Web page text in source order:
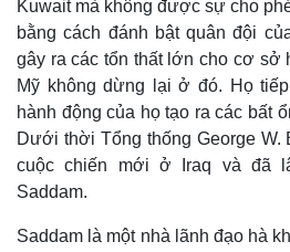
Kuwait mà không được sự cho
bằng cách đánh bật quân đội
gây ra các tổn thất lớn cho cơ sở
Mỹ không dừng lại ở đó. Họ
hành động của họ tạo ra các bất
Dưới thời Tổng thống George W.
cuộc chiến mới ở Iraq và đã
Saddam.
Saddam là một nhà lãnh đạo hà